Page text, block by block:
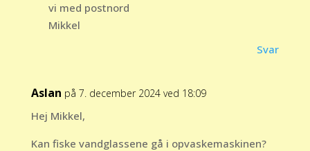
vi med postnord
Mikkel
Svar
Aslan på 7. december 2024 ved 18:09
Hej Mikkel,
Kan fiske vandglassene gå i opvaskemaskinen?